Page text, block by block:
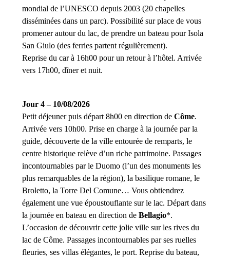
mondial de l’UNESCO depuis 2003 (20 chapelles
disséminées dans un parc). Possibilité sur place de vous
promener autour du lac, de prendre un bateau pour Isola
San Giulo (des ferries partent régulièrement).
Reprise du car à 16h00 pour un retour à l’hôtel. Arrivée
vers 17h00, dîner et nuit.
Jour 4 – 10/08/2026
Petit déjeuner puis départ 8h00 en direction de Côme.
Arrivée vers 10h00. Prise en charge à la journée par la
guide, découverte de la ville entourée de remparts, le
centre historique relève d’un riche patrimoine. Passages
incontournables par le Duomo (l’un des monuments les
plus remarquables de la région), la basilique romane, le
Broletto, la Torre Del Comune… Vous obtiendrez
également une vue époustouflante sur le lac. Départ dans
la journée en bateau en direction de Bellagio*.
L’occasion de découvrir cette jolie ville sur les rives du
lac de Côme. Passages incontournables par ses ruelles
fleuries, ses villas élégantes, le port. Reprise du bateau,